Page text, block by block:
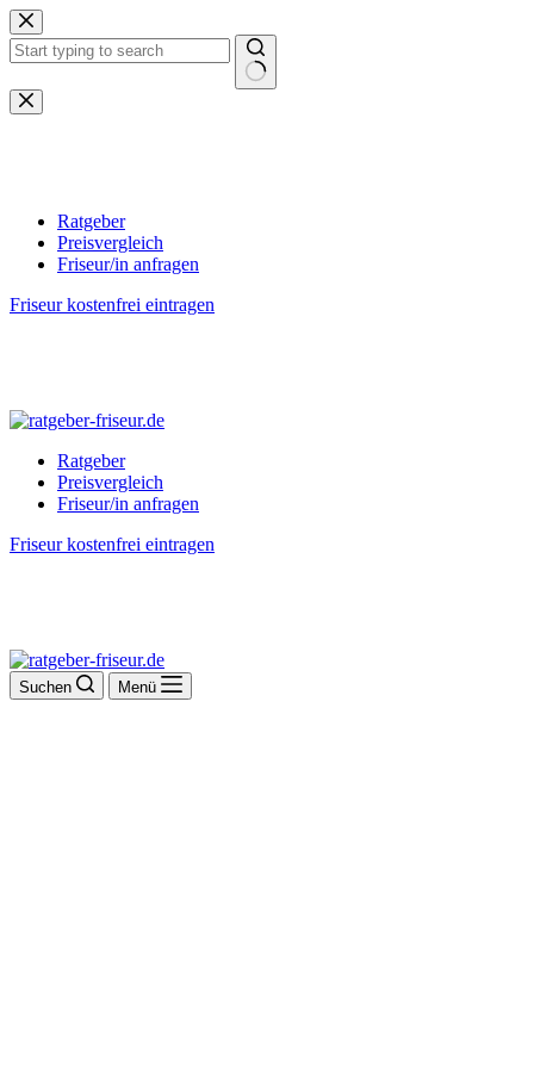
Zum
Inhalt
springen
Keine
Ergebnisse
Ratgeber
Preisvergleich
Friseur/in anfragen
Friseur kostenfrei eintragen
Ratgeber
Preisvergleich
Friseur/in anfragen
Friseur kostenfrei eintragen
Suchen Menü